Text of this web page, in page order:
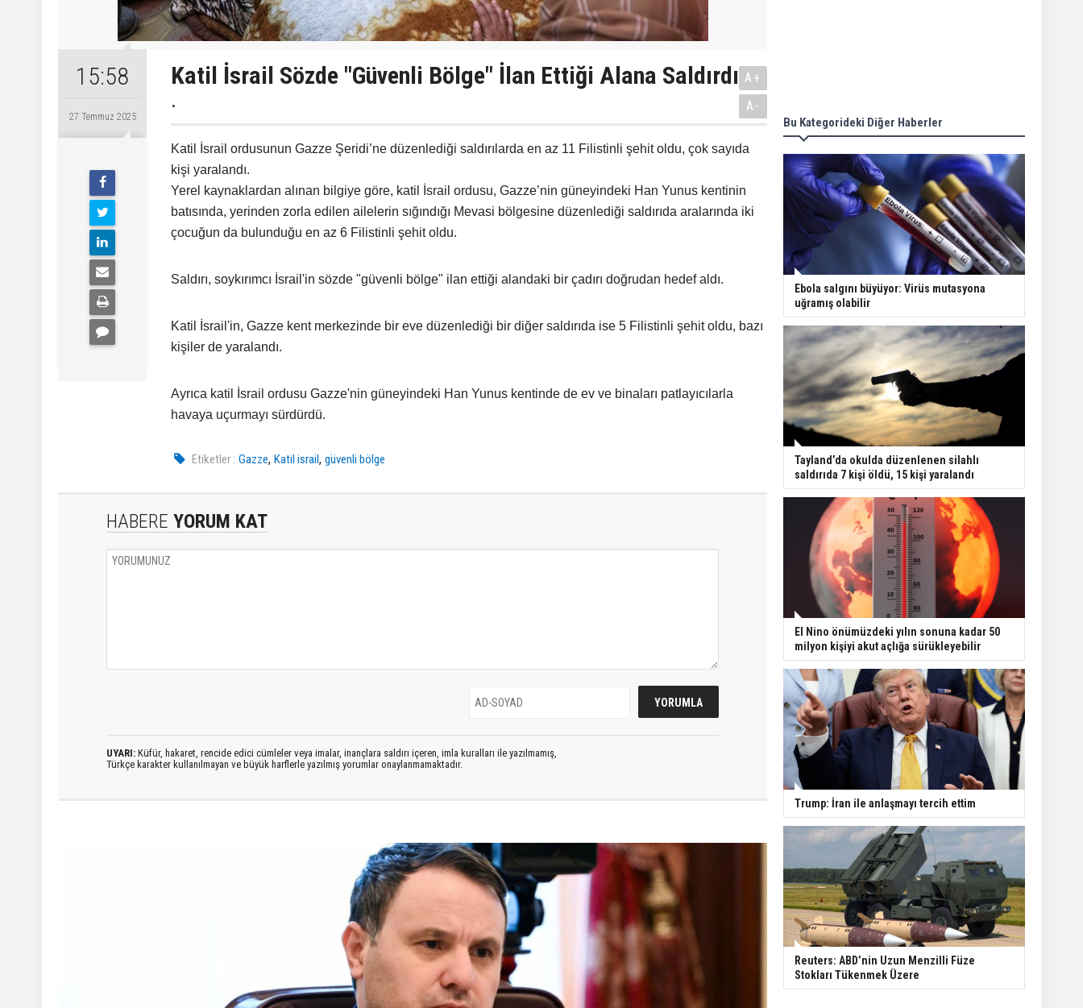
15:58
27 Temmuz 2025
Katil İsrail Sözde "Güvenli Bölge" İlan Ettiği Alana Saldırdı
.
A+
A-
Katil İsrail ordusunun Gazze Şeridi’ne düzenlediği saldırılarda en az 11 Filistinli şehit oldu, çok sayıda
kişi yaralandı.
Yerel kaynaklardan alınan bilgiye göre, katil İsrail ordusu, Gazze’nin güneyindeki Han Yunus kentinin
batısında, yerinden zorla edilen ailelerin sığındığı Mevasi bölgesine düzenlediği saldırıda aralarında iki
çocuğun da bulunduğu en az 6 Filistinli şehit oldu.
Saldırı, soykırımcı İsrail'in sözde "güvenli bölge" ilan ettiği alandaki bir çadırı doğrudan hedef aldı.
Katil İsrail'in, Gazze kent merkezinde bir eve düzenlediği bir diğer saldırıda ise 5 Filistinli şehit oldu, bazı
kişiler de yaralandı.
Ayrıca katil İsrail ordusu Gazze'nin güneyindeki Han Yunus kentinde de ev ve binaları patlayıcılarla
havaya uçurmayı sürdürdü.
Etiketler : Gazze,Katil israil,güvenli bölge
HABERE YORUM KAT
UYARI: Küfür, hakaret, rencide edici cümleler veya imalar, inançlara saldırı içeren, imla kuralları ile yazılmamış,
Türkçe karakter kullanılmayan ve büyük harflerle yazılmış yorumlar onaylanmamaktadır.
Bu Kategorideki Diğer Haberler
Ebola salgını büyüyor: Virüs mutasyona
uğramış olabilir
Tayland’da okulda düzenlenen silahlı
saldırıda 7 kişi öldü, 15 kişi yaralandı
El Nino önümüzdeki yılın sonuna kadar 50
milyon kişiyi akut açlığa sürükleyebilir
Trump: İran ile anlaşmayı tercih ettim
Reuters: ABD’nin Uzun Menzilli Füze
Stokları Tükenmek Üzere